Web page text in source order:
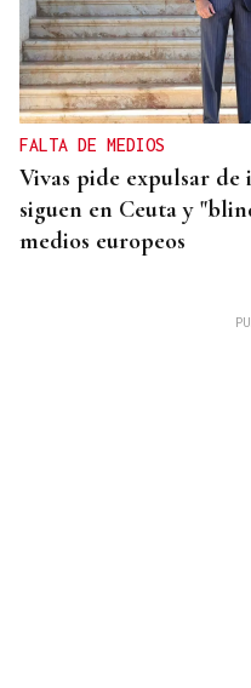
FALTA DE MEDIOS
Vivas pide expulsar
siguen en Ceuta y
medios europeos